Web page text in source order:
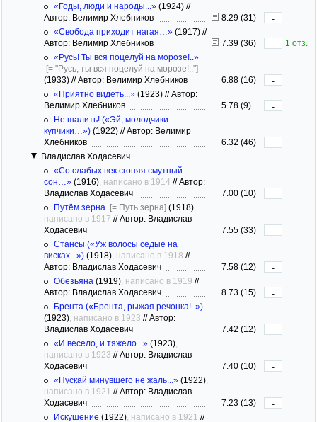
«Годы, люди и народы...» (1924) //
Автор: Велимир Хлебников
8.29 (31)
-
«Свобода приходит нагая…» (1917) //
Автор: Велимир Хлебников
7.39 (36) -
1 отз.
«Русь! Ты вся поцелуй на морозе!..»
[= "Русь, ты вся поцелуй на морозе!.."]
(1933) //Автор: Велимир Хлебников 6.88 (16)
-
«Приятно видеть...» (1923) //Автор:
Велимир Хлебников
5.78 (9)
-
Не шалить! («Эй, молодчики-
купчики…») (1922) //Автор: Велимир
Хлебников
6.32 (46)
-
Владислав Ходасевич
«Со слабых век сгоняя смутный
сон…» (1916) , написано в 1914 //Автор:
Владислав Ходасевич
7.00 (10)
-
Путём зерна [= Путь зерна] (1918)
написано в 1917 //Автор: Владислав
Ходасевич
7.55 (33)
-
Стансы («Уж волосы седые на
висках...») (1918) , написано в 1918 //
Автор: Владислав Ходасевич
7.58 (12)
-
Обезьяна (1919) , написано в 1919 //
Автор: Владислав Ходасевич
8.73 (15)
-
Брента («Брента, рыжая речонка!..»)
(1923) , написано в 1923 //Автор:
Владислав Ходасевич
7.42 (12)
-
«И весело, и тяжело...» (1923)
написано в 1923 //Автор: Владислав
Ходасевич
7.40 (10)
-
«Пускай минувшего не жаль...» (1922)
написано в 1921 //Автор: Владислав
Ходасевич
7.23 (13)
-
Искушение (1922) , написано в 1921 //